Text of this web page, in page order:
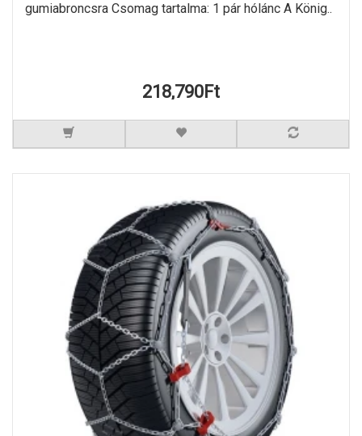
gumiabroncsra Csomag tartalma: 1 pár hólánc A König..
218,790Ft